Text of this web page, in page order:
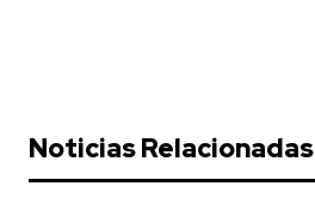
Noticias Relacionadas